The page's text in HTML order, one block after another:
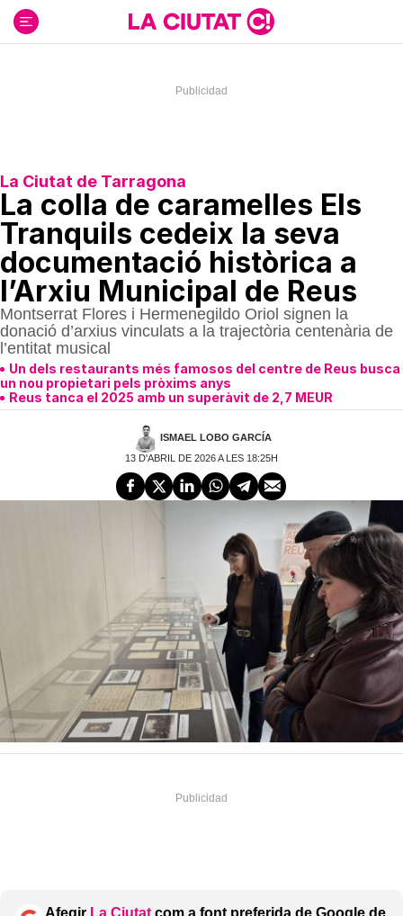
contenido
La Ciutat de Tarragona
La colla de caramelles Els
Tranquils cedeix la seva
documentació històrica a
l’Arxiu Municipal de Reus
Montserrat Flores i Hermenegildo Oriol signen la
donació d’arxius vinculats a la trajectòria centenària de
l’entitat musical
Un dels restaurants més famosos del centre de Reus busca
un nou propietari pels pròxims anys
Reus tanca el 2025 amb un superàvit de 2,7 MEUR
ISMAEL LOBO GARCÍA
13 D'ABRIL DE 2026 A LES 18:25H
Afegir La Ciutat com a font preferida de Google de